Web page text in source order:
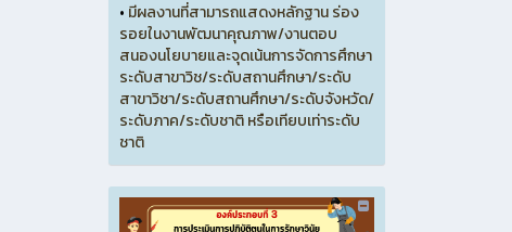
• มีผลงานที่สามารถแสดงหลักฐาน ร่อง
รอยในงานพัฒนาคุณภาพ/งานตอบ
สนองนโยบายและจุดเน้นการจัดการศึกษา
ระดับสาขาวิช/ระดับสถานศึกษา/ระดับ
สาขาวิชา/ระดับสถานศึกษา/ระดับจังหวัด/
ระดับภาค/ระดับชาติ หรือเทียบเท่าระดับ
ชาติ